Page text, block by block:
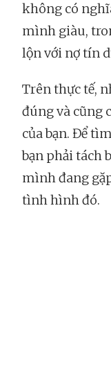
không có
mình giàu,
lộn với nợ tín
Trên thực tế,
đúng và cũng
của bạn. Để
bạn phải tách
mình đang
tình hình đó.